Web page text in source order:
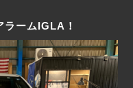
ームIGLA！